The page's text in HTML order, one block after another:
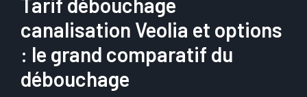
canalisation Veolia et options
: le grand comparatif du
débouchage